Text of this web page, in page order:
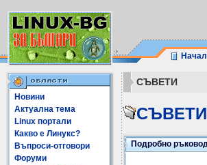
Новини
Актуална тема
Linux портали
Какво е Линукс?
Въпроси-отговори
Форуми
СЪВЕТИ
СЪВЕТИ
Подробно